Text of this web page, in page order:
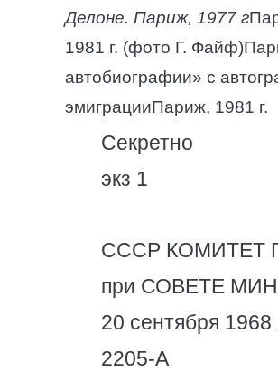
Делоне. Париж, 1977 г
1981 г. (фото Г.
автобиографии» с
эмиграцииПариж, 1981 г.
Секретно
экз 1
СССР КОМИТЕТ
при СОВЕТЕ
20 сентября 1968
2205-А